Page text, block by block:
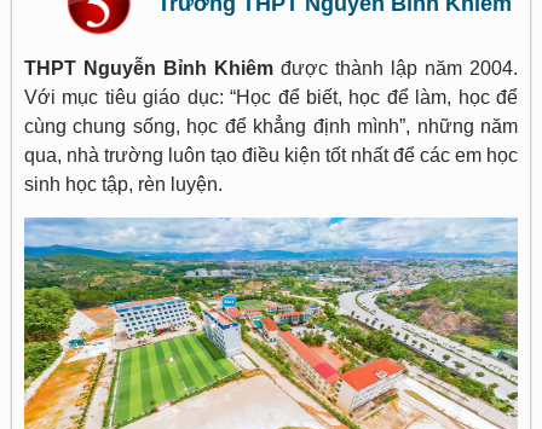
THPT Nguyễn Bỉnh Khiêm được thành lập năm 2004.
Với mục tiêu giáo dục: “Học để biết, học để làm, học để
cùng chung sống, học để khẳng định mình”, những năm
qua, nhà trường luôn tạo điều kiện tốt nhất để các em học
sinh học tập, rèn luyện.